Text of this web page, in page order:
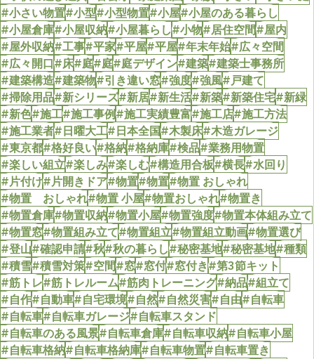
#小さい物置#小型#小型物置#小屋#小屋のある暮らし
#小屋倉庫#小屋収納#小屋暮らし#小物#居住空間#屋内
#屋外収納#工事#平家#平屋#平屋#年末年始#広々空間
#広々開口#床#庭#庭#庭デザイン#建築#建築士事務所
#建築構造#建築物#引き違い窓#強度#強風#戸建て
#掃除用品#新シリーズ#新居#新生活#新築#新築住宅#新緑
#新色#施工#施工事例#施工実績豊富#施工店#施工方法
#施工業者#日曜大工#日本全国#木製床#木造ガレージ
#東京都#格好良い#格納#格納庫#検品#業務用物置
#楽しい組立#楽しみ#楽しむ#構造用合板#横長#水回り
#片付け#片開きドア#物置#物置#物置 おしゃれ
#物置 おしゃれ#物置 小屋#物置おしゃれ#物置き
#物置倉庫#物置収納#物置小屋#物置強度#物置本体組み立て
#物置窓#物置組み立て#物置組立#物置組立動画#物置選び
#登山#確認申請#秋#秋の暮らし#秘密基地#秘密基地#種類
#積雪#積雪対策#空間#窓#窓付#窓付き#第3節キット
#筋トレ#筋トレルーム#筋肉トレーニング#納品#組立て
#自作#自動車#自宅環境#自然#自然災害#自由#自転車
#自転車#自転車ガレージ#自転車スタンド
#自転車のある風景#自転車倉庫#自転車収納#自転車小屋
#自転車格納#自転車格納庫#自転車物置#自転車置き